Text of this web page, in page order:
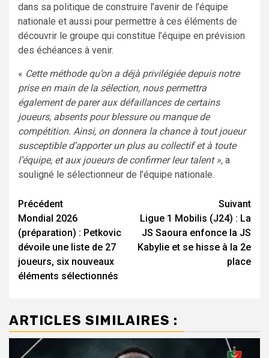
dans sa politique de construire l’avenir de l’équipe
nationale et aussi pour permettre à ces éléments de
découvrir le groupe qui constitue l’équipe en prévision
des échéances à venir.
« Cette méthode qu’on a déjà privilégiée depuis notre
prise en main de la sélection, nous permettra
également de parer aux défaillances de certains
joueurs, absents pour blessure ou manque de
compétition. Ainsi, on donnera la chance à tout joueur
susceptible d’apporter un plus au collectif et à toute
l’équipe, et aux joueurs de confirmer leur talent », a
souligné le sélectionneur de l’équipe nationale.
Navigation
d’article
Précédent
Mondial 2026
(préparation) : Petkovic
dévoile une liste de 27
joueurs, six nouveaux
éléments sélectionnés
Suivant
Ligue 1 Mobilis (J24) : La
JS Saoura enfonce la JS
Kabylie et se hisse à la 2e
place
ARTICLES SIMILAIRES :